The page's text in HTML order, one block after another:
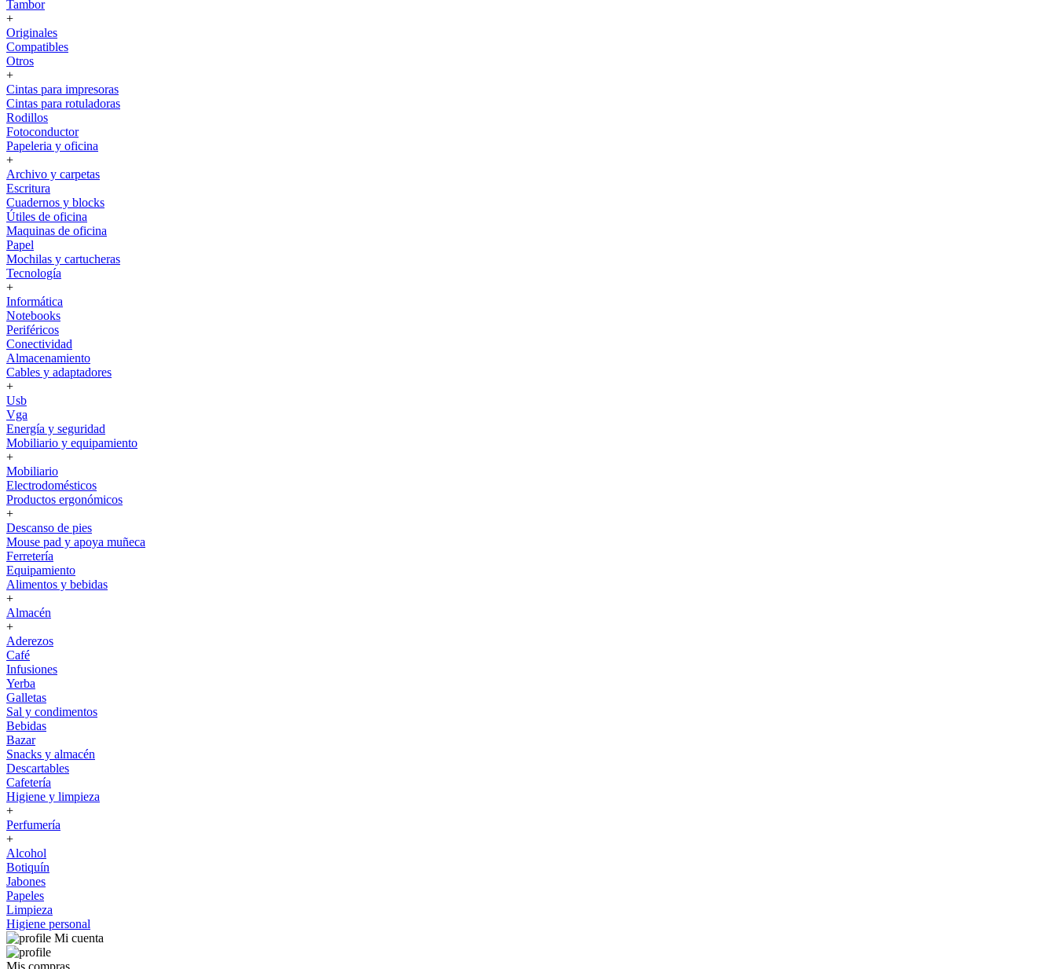
Tambor
+
Originales
Compatibles
Otros
+
Cintas para impresoras
Cintas para rotuladoras
Rodillos
Fotoconductor
Papeleria y oficina
+
Archivo y carpetas
Escritura
Cuadernos y blocks
Útiles de oficina
Maquinas de oficina
Papel
Mochilas y cartucheras
Tecnología
+
Informática
Notebooks
Periféricos
Conectividad
Almacenamiento
Cables y adaptadores
+
Usb
Vga
Energía y seguridad
Mobiliario y equipamiento
+
Mobiliario
Electrodomésticos
Productos ergonómicos
+
Descanso de pies
Mouse pad y apoya muñeca
Ferretería
Equipamiento
Alimentos y bebidas
+
Almacén
+
Aderezos
Café
Infusiones
Yerba
Galletas
Sal y condimentos
Bebidas
Bazar
Snacks y almacén
Descartables
Cafetería
Higiene y limpieza
+
Perfumería
+
Alcohol
Botiquín
Jabones
Papeles
Limpieza
Higiene personal
Mi cuenta
Mis compras